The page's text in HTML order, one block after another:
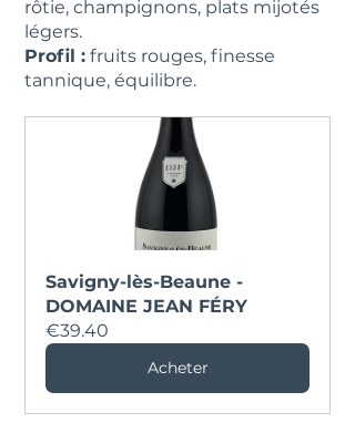
rôtie, champignons, plats mijotés
légers.
Profil : fruits rouges, finesse
tannique, équilibre.
Savigny-lès-Beaune -
DOMAINE JEAN FÉRY
€39.40
Acheter